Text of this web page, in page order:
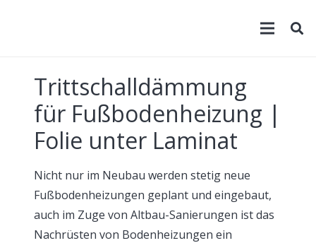
Trittschalldämmung
für Fußbodenheizung |
Folie unter Laminat
Nicht nur im Neubau werden stetig neue
Fußbodenheizungen geplant und eingebaut,
auch im Zuge von Altbau-Sanierungen ist das
Nachrüsten von Bodenheizungen ein